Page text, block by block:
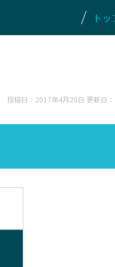
トッ
投稿日：2017年4月28日 更新日：